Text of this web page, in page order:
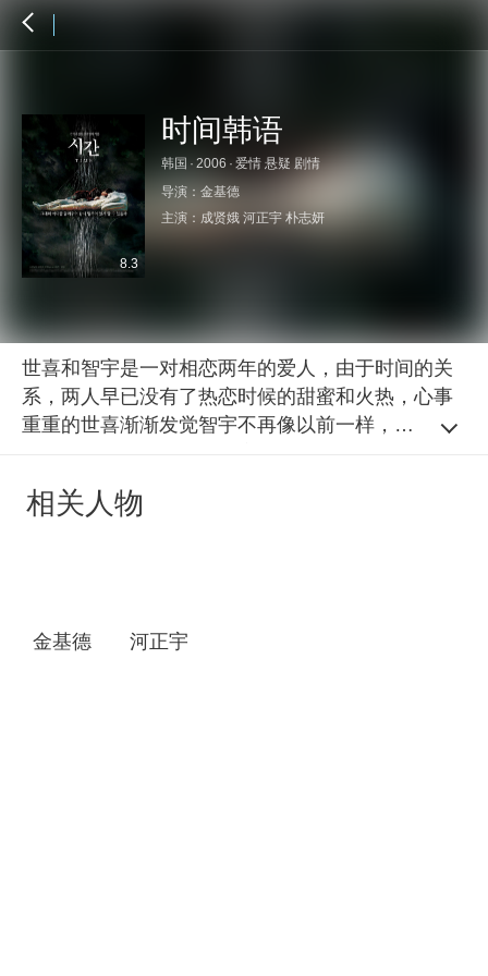
8.3
时间韩语
韩国 · 2006 · 爱情 悬疑 剧情
导演： 金基德
主演： 成贤娥 河正宇 朴志妍
世喜和智宇是一对相恋两年的爱人，由于时间的关
系，两人早已没有了热恋时候的甜蜜和火热，心事
重重的世喜渐渐发觉智宇不再像以前一样，能够关
的流逝而慢慢淡化，这让世喜越来越感到不安。她
相关人物
金基德 河正宇